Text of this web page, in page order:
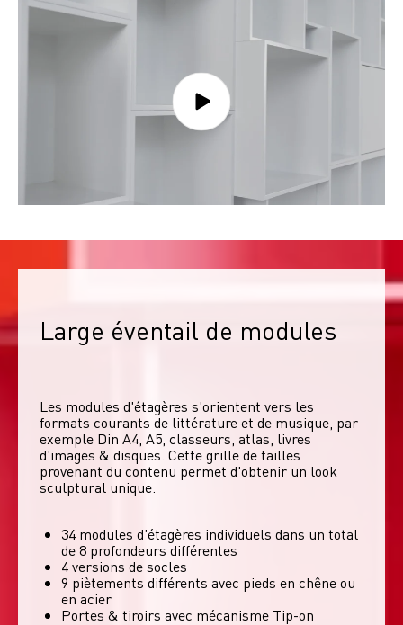
Large éventail de modules
Les modules d'étagères s'orientent vers les
formats courants de littérature et de musique, par
exemple Din A4, A5, classeurs, atlas, livres
d'images & disques. Cette grille de tailles
provenant du contenu permet d'obtenir un look
sculptural unique.
34 modules d'étagères individuels dans un total
de 8 profondeurs différentes
4 versions de socles
9 piètements différents avec pieds en chêne ou
en acier
Portes & tiroirs avec mécanisme Tip-on